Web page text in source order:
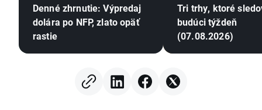
Denné zhrnutie: Výpredaj
dolára po NFP, zlato opäť
rastie
Tri trhy, ktoré
budúci týždeň
(07.08.2026)